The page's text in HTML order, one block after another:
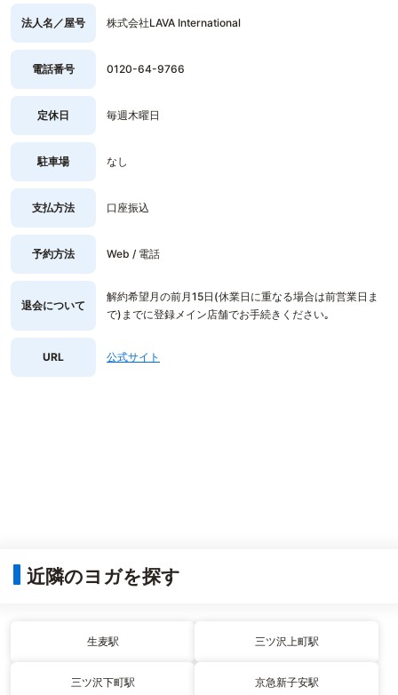
法人名／屋号 株式会社LAVA International
電話番号 0120-64-9766
定休日 毎週木曜日
駐車場 なし
支払方法 口座振込
予約方法 Web / 電話
退会について
解約希望月の前月15日(休業日に重なる場合は前営業日ま
で)までに登録メイン店舗でお手続きください｡
URL 公式サイト
近隣のヨガを探す
生麦駅 三ツ沢上町駅
三ツ沢下町駅 京急新子安駅